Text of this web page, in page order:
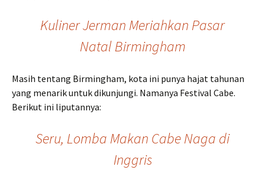
Kuliner Jerman Meriahkan Pasar
Natal Birmingham
Masih tentang Birmingham, kota ini punya hajat tahunan
yang menarik untuk dikunjungi. Namanya Festival Cabe.
Berikut ini liputannya:
Seru, Lomba Makan Cabe Naga di
Inggris